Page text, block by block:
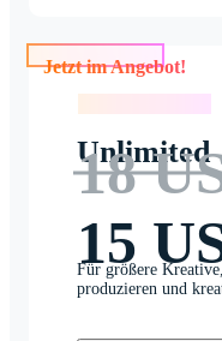
Jetzt im Angebot!
Unlimited
18
15
Für größere
produzieren und